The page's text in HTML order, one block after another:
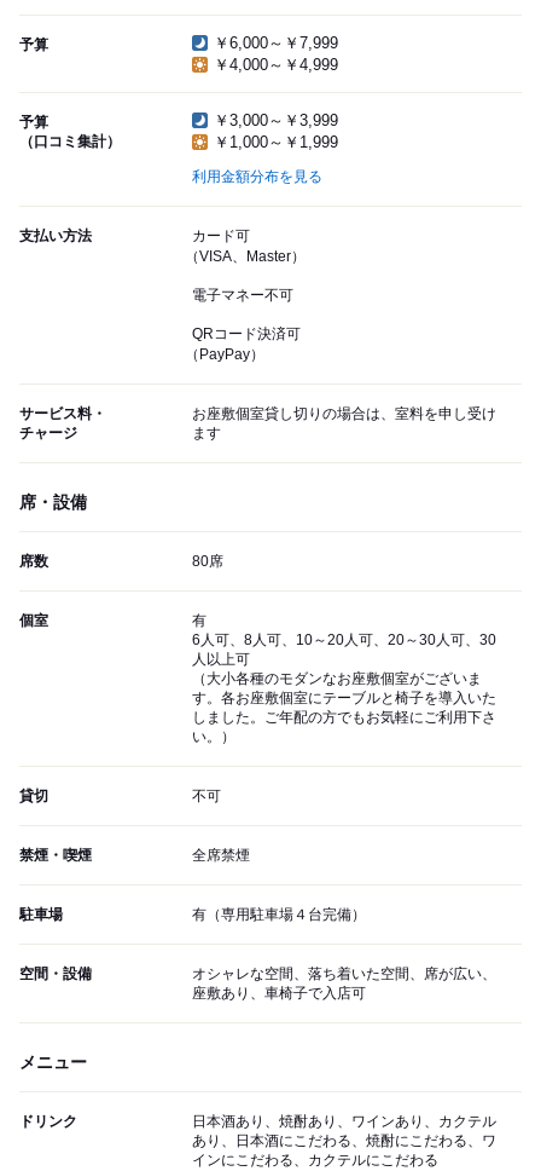
予算
￥6,000～￥7,999
￥4,000～￥4,999
予算
（口コミ集計）
￥3,000～￥3,999
￥1,000～￥1,999
利用金額分布を見る
支払い方法
カード可
（VISA、Master）
電子マネー不可
QRコード決済可
（PayPay）
サービス料・
チャージ
お座敷個室貸し切りの場合は、室料を申し受け
ます
席・設備
席数 80席
個室
有
6人可、8人可、10～20人可、20～30人可、30
人以上可
（大小各種のモダンなお座敷個室がございま
す。各お座敷個室にテーブルと椅子を導入いた
しました。ご年配の方でもお気軽にご利用下さ
い。）
貸切 不可
禁煙・喫煙 全席禁煙
駐車場 有（専用駐車場４台完備）
空間・設備
オシャレな空間、落ち着いた空間、席が広い、
座敷あり、車椅子で入店可
メニュー
ドリンク
日本酒あり、焼酎あり、ワインあり、カクテル
あり、日本酒にこだわる、焼酎にこだわる、ワ
インにこだわる、カクテルにこだわる